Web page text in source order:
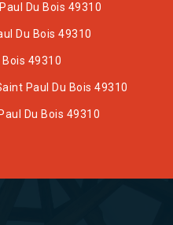
Du Bois 49310
Du Bois 49310
49310
Paul Du Bois 49310
Du Bois 49310